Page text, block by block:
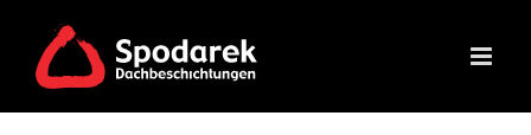
content